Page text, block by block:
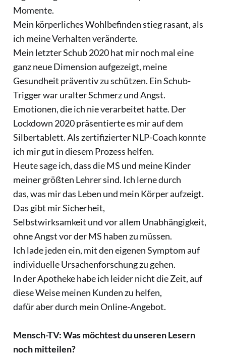
Momente.
Mein körperliches Wohlbefinden stieg rasant, als
ich meine Verhalten veränderte.
Mein letzter Schub 2020 hat mir noch mal eine
ganz neue Dimension aufgezeigt, meine
Gesundheit präventiv zu schützen. Ein Schub-
Trigger war uralter Schmerz und Angst.
Emotionen, die ich nie verarbeitet hatte. Der
Lockdown 2020 präsentierte es mir auf dem
Silbertablett. Als zertifizierter NLP-Coach konnte
ich mir gut in diesem Prozess helfen.
Heute sage ich, dass die MS und meine Kinder
meiner größten Lehrer sind. Ich lerne durch
das, was mir das Leben und mein Körper aufzeigt.
Das gibt mir Sicherheit,
Selbstwirksamkeit und vor allem Unabhängigkeit,
ohne Angst vor der MS haben zu müssen.
Ich lade jeden ein, mit den eigenen Symptom auf
individuelle Ursachenforschung zu gehen.
In der Apotheke habe ich leider nicht die Zeit, auf
diese Weise meinen Kunden zu helfen,
dafür aber durch mein Online-Angebot.
Mensch-TV: Was möchtest du unseren Lesern
noch mitteilen?